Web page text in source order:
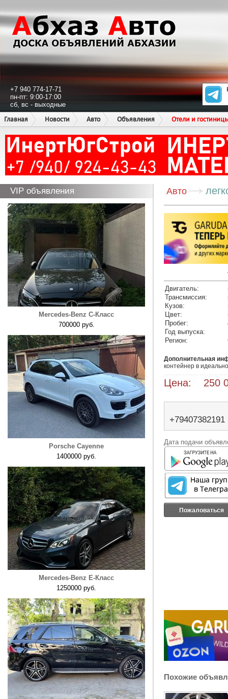
+7 940 774-17-71
пн-пт: 9:00-17:00
сб, вс - выходные
Главная
Новости Авто Объявления Отели и
VIP объявления
Mercedes-Benz C-Класс
700000 руб.
Porsche Cayenne
1400000 руб.
Mercedes-Benz E-Класс
1250000 руб.
Авто
Двигатель:
Трансмиссия:
Кузов:
Цвет:
Пробег:
Год выпуска:
Регион:
Дополнительная
Цена: 250
+79407382191
Дата подачи
Пожаловаться
Похожие